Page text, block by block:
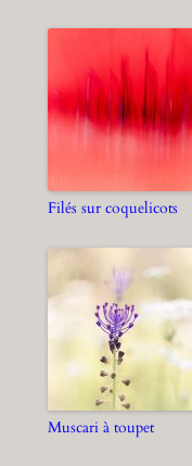
Filés sur coquelicots
Muscari à toupet